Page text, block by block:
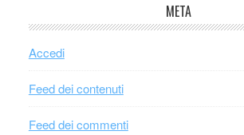
META
Accedi
Feed dei contenuti
Feed dei commenti